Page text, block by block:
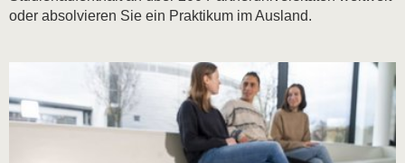
oder absolvieren Sie ein Praktikum im Ausland.